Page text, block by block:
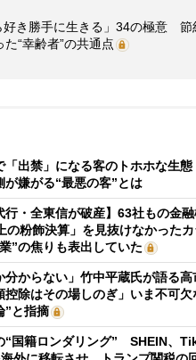
好き勝手に生きる」34の極意 節
“幸齢者”の共通点
「出禁」になる客のトホホな生
が嫌がる“最悪の客”とは
行・全東信が破産】63社もの金
の粉飾決算」を見抜けなかった
”の焦りも表出していた
分からない」竹中平蔵氏が語る
除はその場しのぎ」いま不可欠
”と指摘
“国籍ロンダリング” SHEIN、